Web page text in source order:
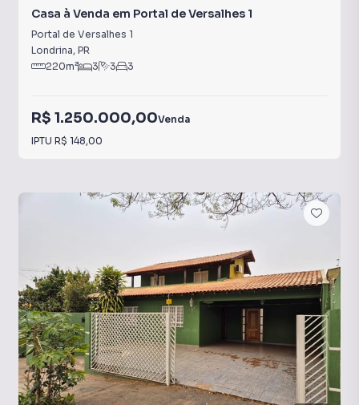
Casa à Venda em Portal de Versalhes 1
Portal de Versalhes 1
Londrina, PR
220m² 3 3 3
R$ 1.250.000,00Venda
IPTU R$ 148,00